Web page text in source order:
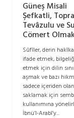
Güneş Misali
Şefkatli,
Tevâzulu ve
Cömert
Sûfîler, derin
ifade etmek,
etmek için dilin
aşmak ve bazı
sadece içeriden
saklamak için
kullanımına
İbnü’l-Arabî’y...